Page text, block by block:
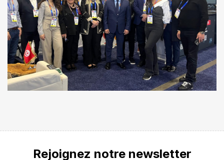
Rejoignez notre newsletter